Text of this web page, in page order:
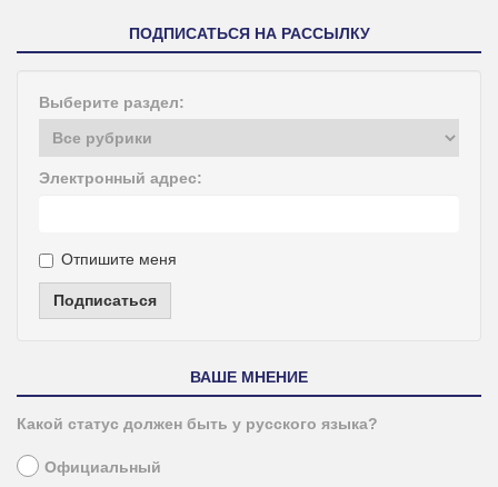
ПОДПИСАТЬСЯ НА РАССЫЛКУ
Выберите раздел:
Электронный адрес:
Отпишите меня
Подписаться
ВАШЕ МНЕНИЕ
Какой статус должен быть у русского языка?
Официальный